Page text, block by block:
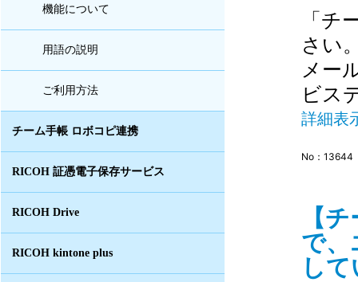
機能について
用語の説明
ご利用方法
チーム手帳 ロボコピ連携
RICOH 証憑電子保存サービス
RICOH Drive
RICOH kintone plus
「チ
さい
メー
ビス
詳細表
No：13644
【
で、
し